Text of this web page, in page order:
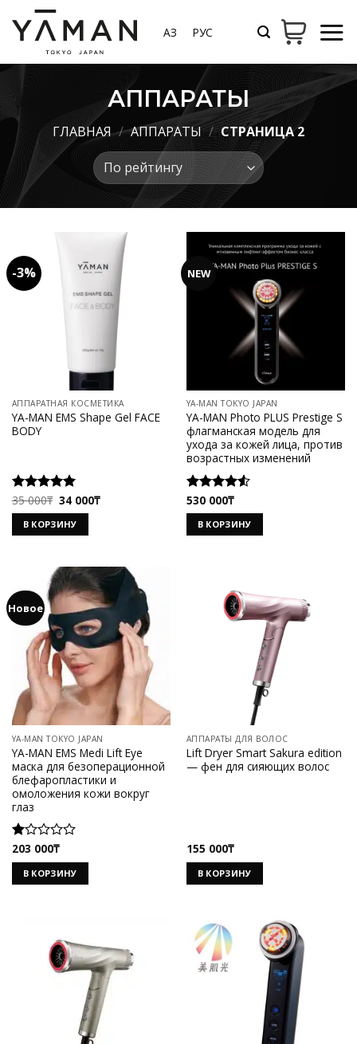
ҚАЗ РУС
АППАРАТЫ
ГЛАВНАЯ / АППАРАТЫ / СТРАНИЦА 2
-3%
АППАРАТНАЯ КОСМЕТИКА
YA-MAN EMS Shape Gel FACE
BODY
Оценка
5.00из 5
35 000₸ Первоначальная
цена
составляла
35
000₸.
34 000₸Текущая
В КОРЗИНУ
NEW
YA-MAN TOKYO JAPAN
YA-MAN Photo PLUS Prestige S
флагманская модель для
ухода за кожей лица, против
возрастных изменений
Оценка
4.50из 5
530 000₸
В КОРЗИНУ
Новое
YA-MAN TOKYO JAPAN
YA-MAN EMS Medi Lift Eye
маска для безоперационной
блефаропластики и
омоложения кожи вокруг
глаз
Оценка
1.00
5
203 000₸
В КОРЗИНУ
АППАРАТЫ ДЛЯ ВОЛОС
Lift Dryer Smart Sakura edition
— фен для сияющих волос
155 000₸
В КОРЗИНУ